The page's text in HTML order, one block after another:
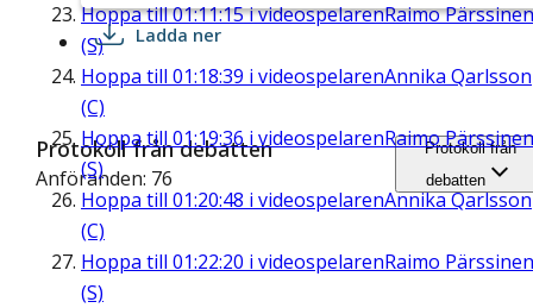
Hoppa till01:11:15i videospelarenRaimo Pärssinen
(S)
Hoppa till 01:18:39 i videospelarenAnnika Qarlsson
(C)
Hoppa till 01:19:36 i videospelarenRaimo Pärssinen
(S)
Hoppa till 01:20:48 i videospelarenAnnika Qarlsson
(C)
Hoppa till 01:22:20 i videospelarenRaimo Pärssinen
(S)
Ladda ner
Protokoll från debatten
Anföranden: 76
Protokoll från
debatten